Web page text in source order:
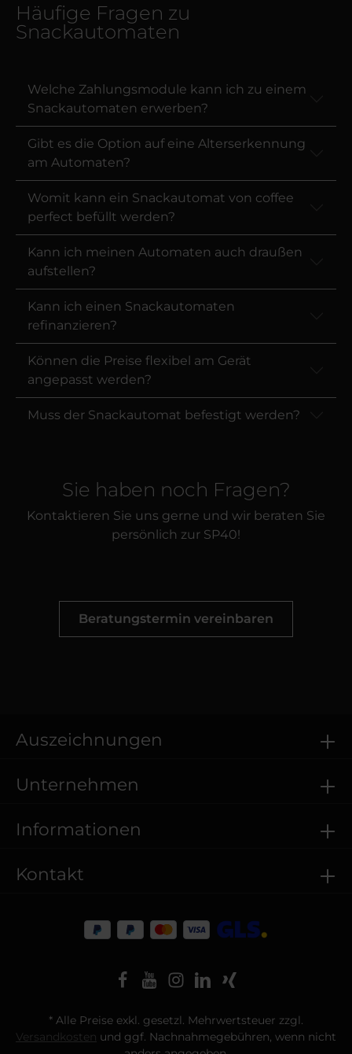
Häufige Fragen zu
Snackautomaten
Welche Zahlungsmodule kann ich zu einem
Snackautomaten erwerben?
Gibt es die Option auf eine Alterserkennung
am Automaten?
Womit kann ein Snackautomat von coffee
perfect befüllt werden?
Kann ich meinen Automaten auch draußen
aufstellen?
Kann ich einen Snackautomaten
refinanzieren?
Können die Preise flexibel am Gerät
angepasst werden?
Muss der Snackautomat befestigt werden?
Sie haben noch Fragen?
Kontaktieren Sie uns gerne und wir beraten Sie
persönlich zur SP40!
Beratungstermin vereinbaren
Auszeichnungen
Kontakt
Unternehmen
Informationen
* Alle Preise exkl. gesetzl. Mehrwertsteuer zzgl.
Versandkosten und ggf. Nachnahmegebühren, wenn nicht